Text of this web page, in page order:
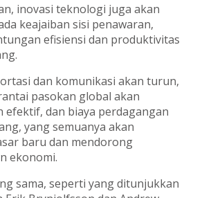
inovasi teknologi juga akan
keajaiban sisi penawaran,
efisiensi dan produktivitas
dan komunikasi akan turun,
pasokan global akan
efektif, dan biaya perdagangan
yang semuanya akan
baru dan mendorong
ekonomi.
sama, seperti yang ditunjukkan